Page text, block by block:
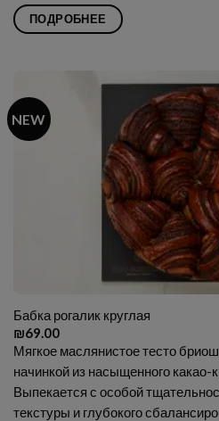
ПОДРОБНЕЕ
NEW
Бабка рогалик круглая
₪69.00
Мягкое маслянистое тесто
начинкой из насыщенного какао-
Выпекается с особой
текстуры и глубокого